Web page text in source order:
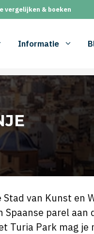
vergelijken & boeken
Informatie
van Kunst en
parel aan
Turia Park mag je